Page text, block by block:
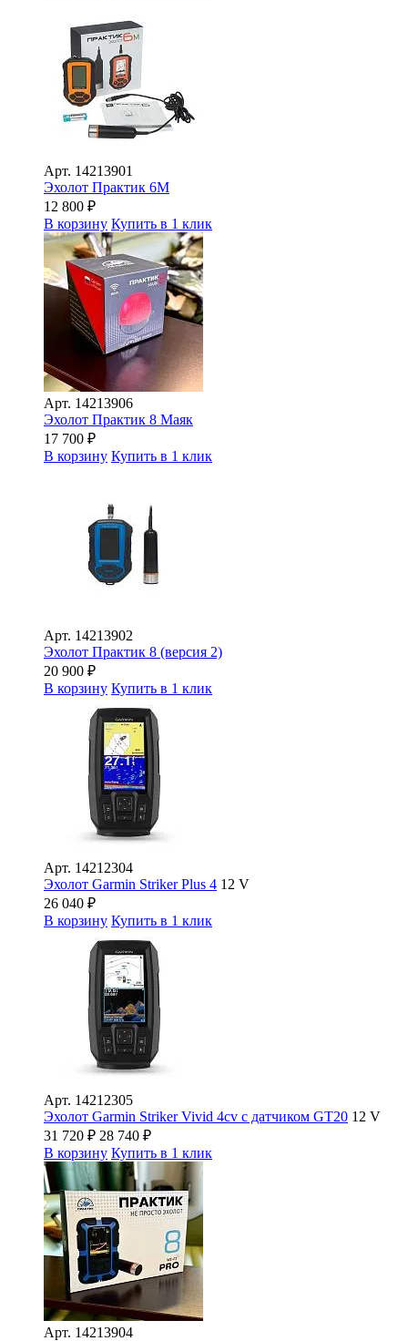
Арт. 14213901
Эхолот Практик 6М
12 800 ₽
В корзину Купить в 1 клик
Арт. 14213906
Эхолот Практик 8 Маяк
17 700 ₽
В корзину Купить в 1 клик
Арт. 14213902
Эхолот Практик 8 (версия 2)
20 900 ₽
В корзину Купить в 1 клик
Арт. 14212304
Эхолот Garmin Striker Plus 4 12 V
26 040 ₽
В корзину Купить в 1 клик
Арт. 14212305
Эхолот Garmin Striker Vivid 4cv с датчиком GT20 12 V
31 720 ₽ 28 740 ₽
В корзину Купить в 1 клик
Арт. 14213904